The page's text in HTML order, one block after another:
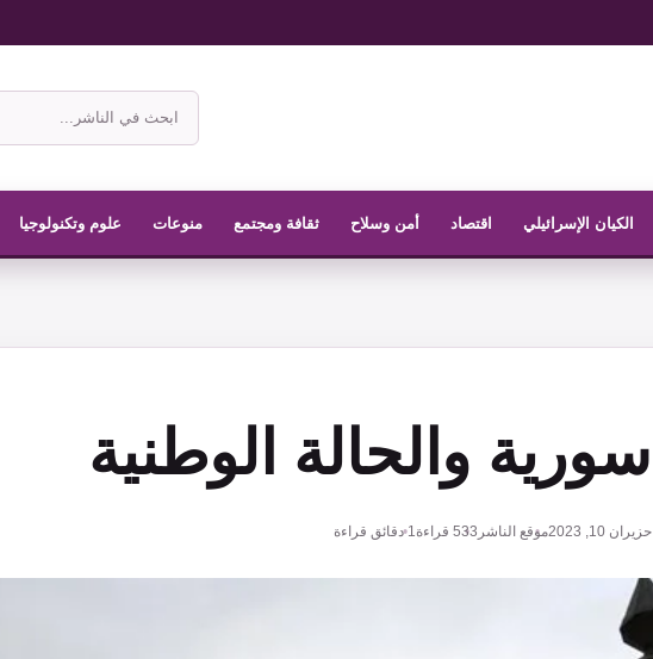
ابحث
في
الناشر
الكيان الإسرائيلي اقتصاد أمن وسلاح ثقافة ومجتمع منوعات علوم وتكنولوجيا
سورية والحالة الوطنية
حزيران 10, 2023 موقع الناشر 533 قراءة1 دقائق قراءة